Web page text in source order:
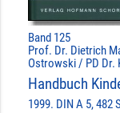
Band 125
Prof. Dr. Dietrich
Ostrowski / PD Dr.
Handbuch
1999. DIN A 5, 482